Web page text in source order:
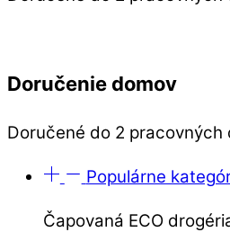
Doručenie domov
Doručené do 2 pracovných
Populárne
Čapovaná ECO